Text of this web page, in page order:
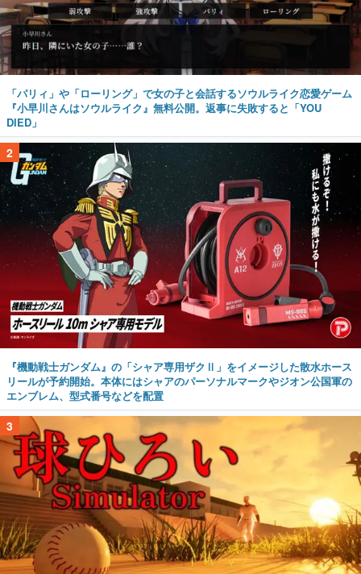
「パリィ」や「ローリング」で女の子と会話するソウルライク恋愛ゲーム
『小早川さんはソウルライク』無料公開。返事に失敗すると「YOU
DIED」
2
『機動戦士ガンダム』の「シャア専用ザクⅡ」をイメージした散水ホース
リールが予約開始。本体にはシャアのパーソナルマークやジオン公国軍の
エンブレム、型式番号などを配置
3